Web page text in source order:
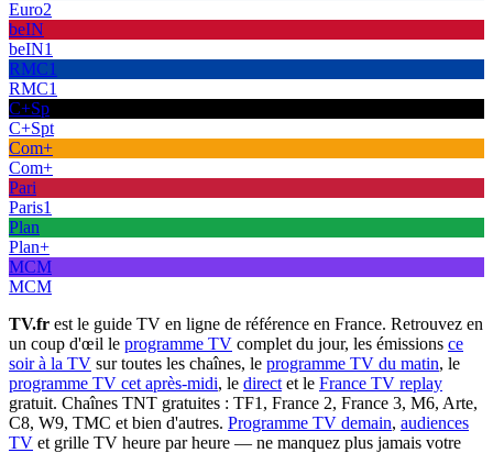
Euro2
beIN
beIN1
RMC1
RMC1
C+Sp
C+Spt
Com+
Com+
Pari
Paris1
Plan
Plan+
MCM
MCM
TV.fr est le guide TV en ligne de référence en France. Retrouvez en
un coup d'œil le programme TV complet du jour, les émissions ce
soir à la TV sur toutes les chaînes, le programme TV du matin, le
programme TV cet après-midi, le direct et le France TV replay
gratuit. Chaînes TNT gratuites : TF1, France 2, France 3, M6, Arte,
C8, W9, TMC et bien d'autres. Programme TV demain, audiences
TV et grille TV heure par heure — ne manquez plus jamais votre